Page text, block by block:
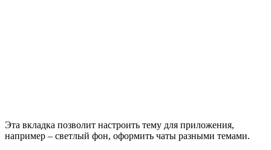
Эта вкладка позволит настроить тему для приложения,
например – светлый фон, оформить чаты разными темами.